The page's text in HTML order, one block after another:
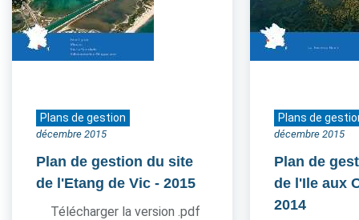
Plans de gestion
décembre 2015
Plan de gestion du site
de l'Etang de Vic - 2015
Télécharger la version .pdf
Plans de
décembre 2015
Plan de
de l'Ile aux
2014